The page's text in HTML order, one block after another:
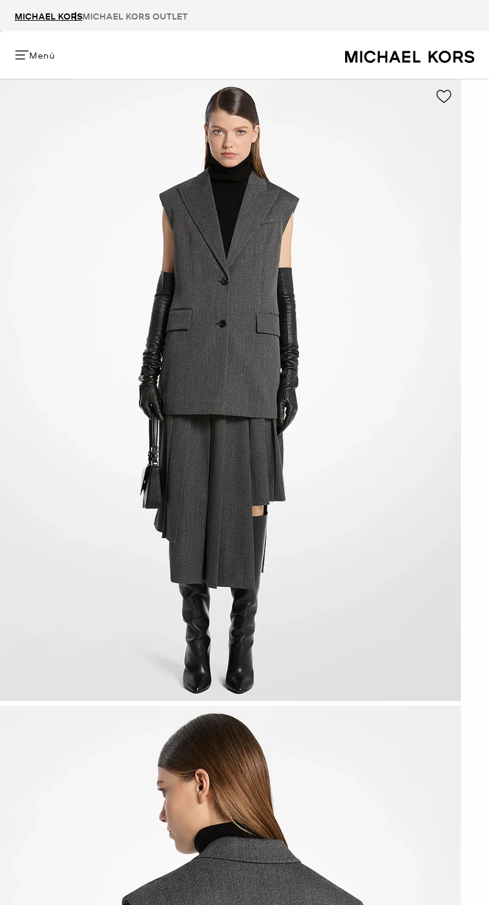
MICHAEL KORSMICHAEL KORS OUTLET
Menú